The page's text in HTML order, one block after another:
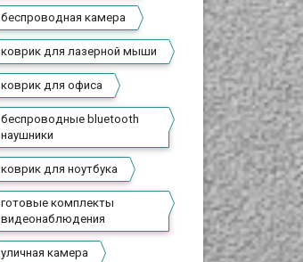
беспроводная камера
коврик для лазерной мыши
коврик для офиса
беспроводные bluetooth
наушники
коврик для ноутбука
готовые комплекты
видеонаблюдения
уличная камера